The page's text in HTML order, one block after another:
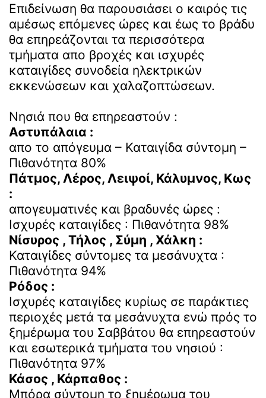
Επιδείνωση θα παρουσιάσει ο καιρός τις
αμέσως επόμενες ώρες και έως το βράδυ
θα επηρεάζονται τα περισσότερα
τμήματα απο βροχές και ισχυρές
καταιγίδες συνοδεία ηλεκτρικών
εκκενώσεων και χαλαζοπτώσεων.
Νησιά που θα επηρεαστούν :
Αστυπάλαια :
απο το απόγευμα – Καταιγίδα σύντομη –
Πιθανότητα 80%
Πάτμος, Λέρος, Λειψοί, Κάλυμνος, Κως
:
απογευματινές και βραδυνές ώρες :
Ισχυρές καταιγίδες : Πιθανότητα 98%
Νίσυρος , Τήλος , Σύμη , Χάλκη :
Καταιγίδες σύντομες τα μεσάνυχτα :
Πιθανότητα 94%
Ρόδος :
Ισχυρές καταιγίδες κυρίως σε παράκτιες
περιοχές μετά τα μεσάνυχτα ενώ πρός το
ξημέρωμα του Σαββάτου θα επηρεαστούν
και εσωτερικά τμήματα του νησιού :
Πιθανότητα 97%
Κάσος , Κάρπαθος :
Μπόρα σύντομη το ξημέρωμα του